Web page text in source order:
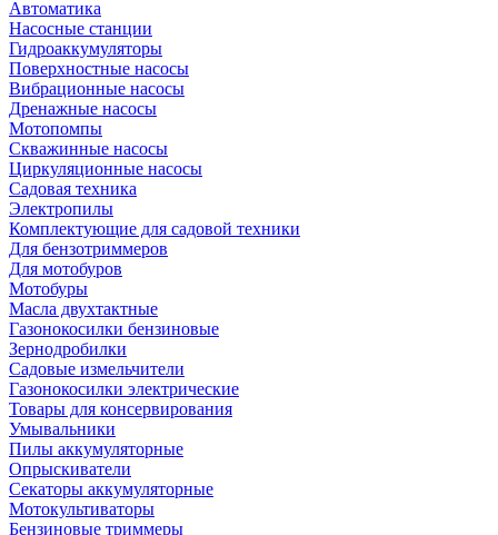
Автоматика
Насосные станции
Гидроаккумуляторы
Поверхностные насосы
Вибрационные насосы
Дренажные насосы
Мотопомпы
Скважинные насосы
Циркуляционные насосы
Садовая техника
Электропилы
Комплектующие для садовой техники
Для бензотриммеров
Для мотобуров
Мотобуры
Масла двухтактные
Газонокосилки бензиновые
Зернодробилки
Садовые измельчители
Газонокосилки электрические
Товары для консервирования
Умывальники
Пилы аккумуляторные
Опрыскиватели
Секаторы аккумуляторные
Мотокультиваторы
Бензиновые триммеры